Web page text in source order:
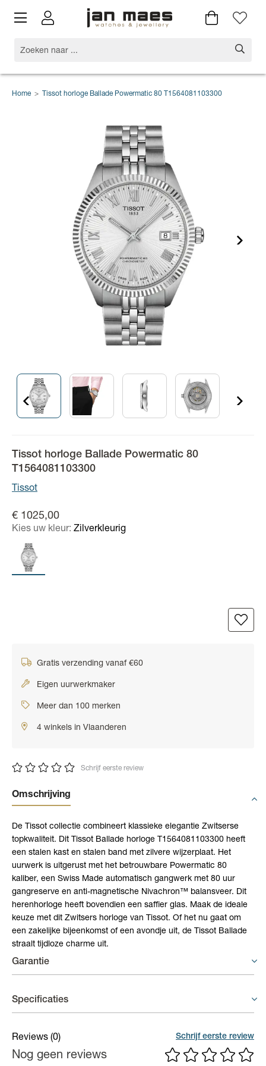
Home > Tissot horloge Ballade Powermatic 80 T1564081103300
Tissot horloge Ballade Powermatic 80
T1564081103300
Tissot
€ 1025,00
Kies uw kleur: Zilverkleurig
Gratis verzending vanaf €60
Eigen uurwerkmaker
Meer dan 100 merken
4 winkels in Vlaanderen
Schrijf eerste review
Omschrijving
De Tissot collectie combineert klassieke elegantie Zwitserse
topkwaliteit. Dit Tissot Ballade horloge T1564081103300 heeft
een stalen kast en stalen band met zilvere wijzerplaat. Het
uurwerk is uitgerust met het betrouwbare Powermatic 80
kaliber, een Swiss Made automatisch gangwerk met 80 uur
gangreserve en anti-magnetische Nivachron™ balansveer. Dit
herenhorloge heeft bovendien een saffier glas. Maak de ideale
keuze met dit Zwitsers horloge van Tissot. Of het nu gaat om
een zakelijke bijeenkomst of een avondje uit, de Tissot Ballade
straalt tijdloze charme uit.
Garantie
van 3 jaar op fabricagefouten aan het binnenwerk.
Specificaties
Materiaal band
Gangreserve
Reviews (0) Schrijf eerste review
Nog geen reviews